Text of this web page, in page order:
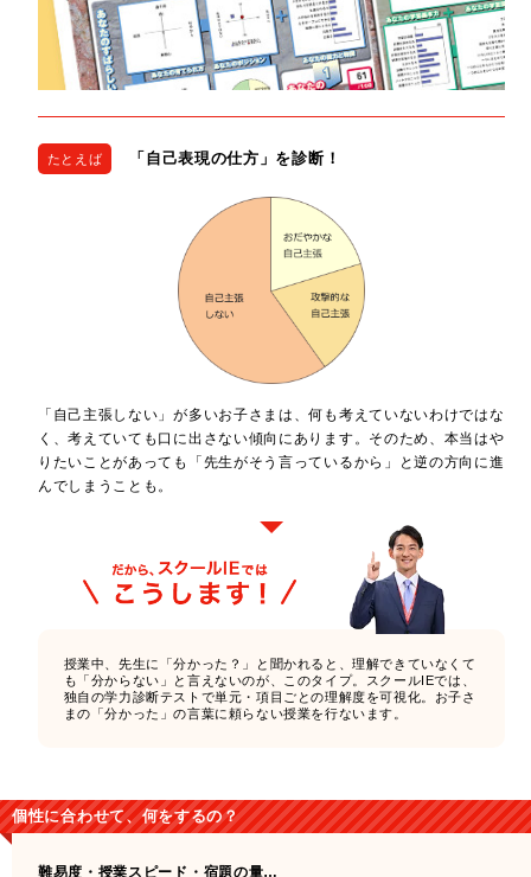
たとえば 「自己表現の仕方」を診断！
「自己主張しない」が多いお子さまは、何も考えていないわけではな
く、考えていても口に出さない傾向にあります。そのため、本当はや
りたいことがあっても「先生がそう言っているから」と逆の方向に進
んでしまうことも。
授業中、先生に「分かった？」と聞かれると、理解できていなくて
も「分からない」と言えないのが、このタイプ。スクールIEでは、
独自の学力診断テストで単元・項目ごとの理解度を可視化。お子さ
まの「分かった」の言葉に頼らない授業を行ないます。
個性に合わせて、何をするの？
難易度・授業スピード・宿題の量…